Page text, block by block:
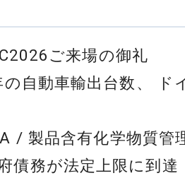
ご来場の御礼
自動車輸出台数、 ド
/ 製品含有化学物質管
債務が法定上限に到達